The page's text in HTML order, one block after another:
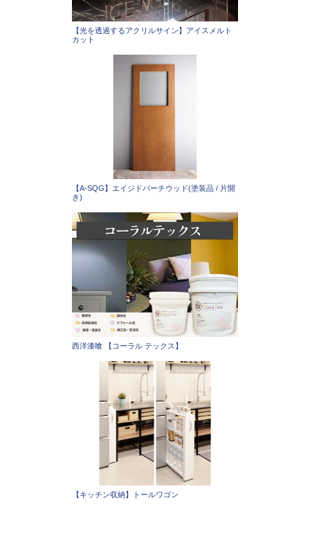
【光を透過するアクリルサイン】アイスメルト
カット
【A-SQG】エイジドバーチウッド(塗装品 / 片開
き)
西洋漆喰 【コーラル テックス】
【キッチン収納】トールワゴン